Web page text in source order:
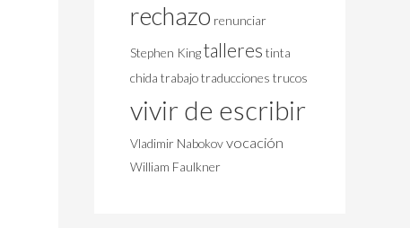
rechazo renunciar
Stephen Kingtalleres tinta
chida trabajotraducciones trucos
vivir de escribir
Vladimir Nabokovvocación
William Faulkner